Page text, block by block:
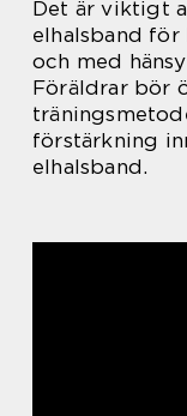
Det är viktigt
elhalsband för
och med
Föräldrar bör
förstärkning
elhalsband.